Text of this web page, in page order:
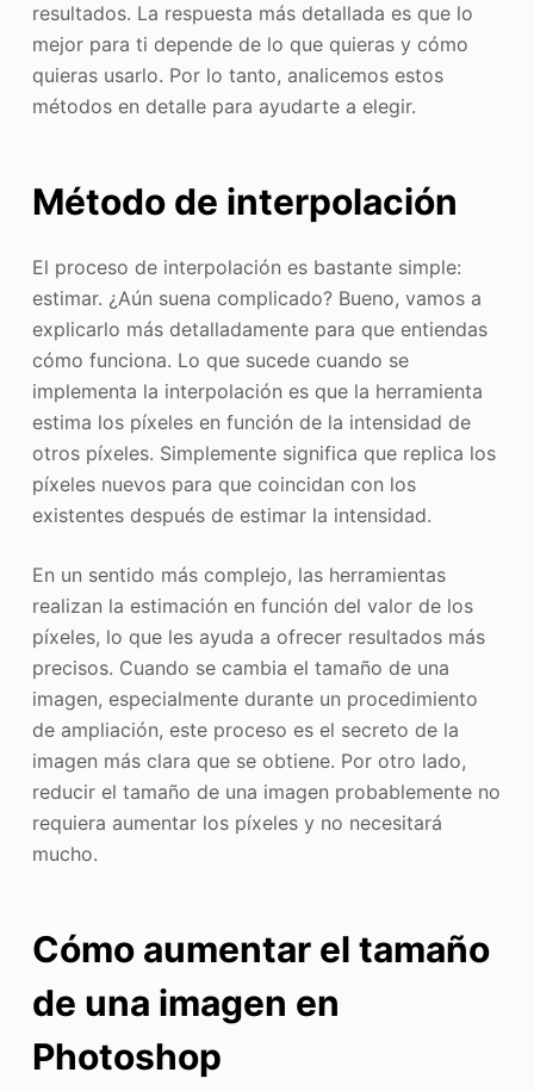
resultados. La respuesta más detallada es que lo
mejor para ti depende de lo que quieras y cómo
quieras usarlo. Por lo tanto, analicemos estos
métodos en detalle para ayudarte a elegir.
Método de interpolación
El proceso de interpolación es bastante simple:
estimar. ¿Aún suena complicado? Bueno, vamos a
explicarlo más detalladamente para que entiendas
cómo funciona. Lo que sucede cuando se
implementa la interpolación es que la herramienta
estima los píxeles en función de la intensidad de
otros píxeles. Simplemente significa que replica los
píxeles nuevos para que coincidan con los
existentes después de estimar la intensidad.
En un sentido más complejo, las herramientas
realizan la estimación en función del valor de los
píxeles, lo que les ayuda a ofrecer resultados más
precisos. Cuando se cambia el tamaño de una
imagen, especialmente durante un procedimiento
de ampliación, este proceso es el secreto de la
imagen más clara que se obtiene. Por otro lado,
reducir el tamaño de una imagen probablemente no
requiera aumentar los píxeles y no necesitará
mucho.
Cómo aumentar el tamaño
de una imagen en
Photoshop